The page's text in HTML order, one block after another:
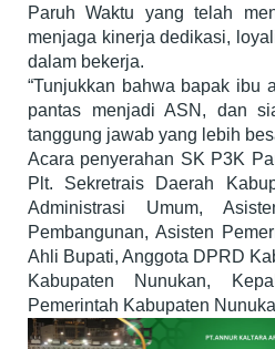
Paruh Waktu yang telah
menjaga kinerja dedikasi,
dalam bekerja.
“Tunjukkan bahwa bapak ibu
pantas menjadi ASN, dan
tanggung jawab yang lebih
Acara penyerahan SK P3K
Plt. Sekretrais Daerah
Administrasi Umum,
Pembangunan, Asisten
Ahli Bupati, Anggota DPRD
Kabupaten Nunukan,
Pemerintah Kabupaten